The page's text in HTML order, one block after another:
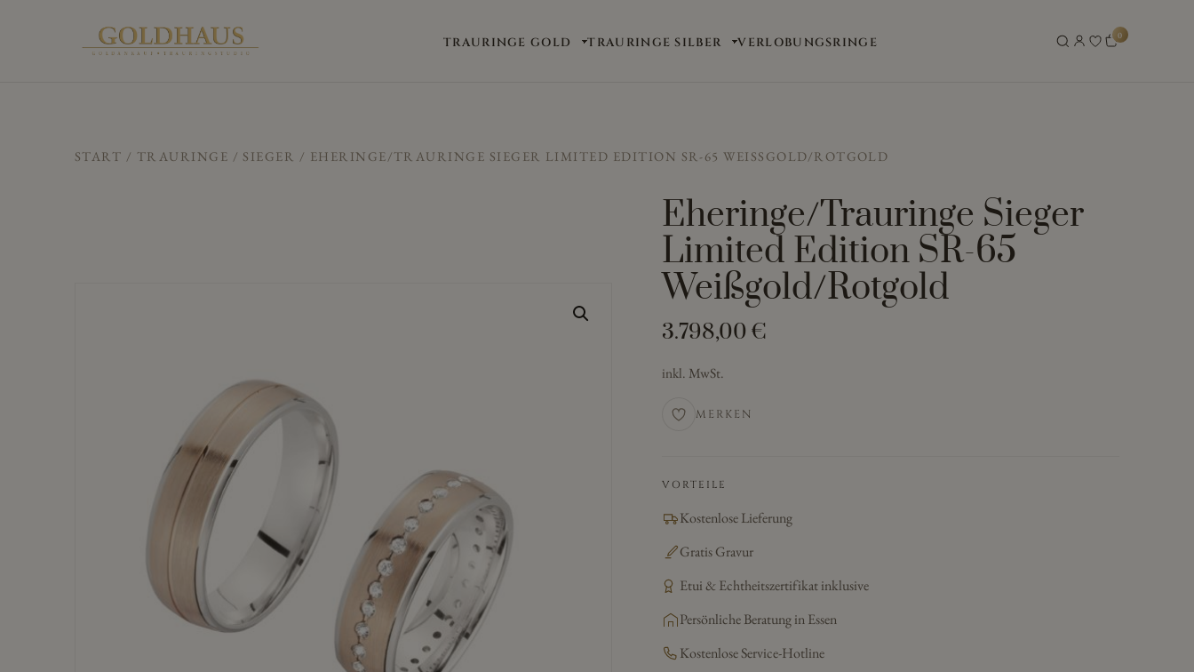
TRAURINGE GOLD TRAURINGE SILBER VERLOBUNGSRINGE 0
START / TRAURINGE / SIEGER / EHERINGE/TRAURINGE SIEGER LIMITED EDITION SR-65 WEISSGOLD/ROTGOLD
Eheringe/Trauringe Sieger
Limited Edition SR-65
Weißgold/Rotgold
3.798,00 €
inkl. MwSt.
MERKEN
VORTEILE
Kostenlose Lieferung
Gratis Gravur
Etui & Echtheitszertifikat inklusive
Persönliche Beratung in Essen
Kostenlose Service-Hotline